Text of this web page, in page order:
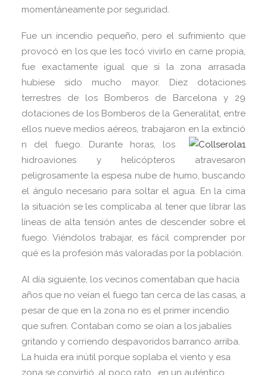
momentáneamente por seguridad.
Fue un incendio pequeño, pero el sufrimiento que
provocó en los que les tocó vivirlo en carne propia,
fue exactamente igual que si la zona arrasada
hubiese sido mucho mayor. Diez dotaciones
terrestres de los Bomberos de Barcelona y 29
dotaciones de los Bomberos de la Generalitat, entre
ellos nueve medios aéreos, trabajaron en la extinció
n del fuego. Durante horas, los
hidroaviones y helicópteros atravesaron
peligrosamente la espesa nube de humo, buscando
el ángulo necesario para soltar el agua. En la cima
la situación se les complicaba al tener que librar las
líneas de alta tensión antes de descender sobre el
fuego. Viéndolos trabajar, es fácil comprender por
qué es la profesión más valoradas por la población.
Al día siguiente, los vecinos comentaban que hacía
años que no veían el fuego tan cerca de las casas, a
pesar de que en la zona no es el primer incendio
que sufren. Contaban como se oían a los jabalíes
gritando y corriendo despavoridos barranco arriba.
La huida era inútil porque soplaba el viento y esa
zona se convirtió, al poco rato, en un auténtico